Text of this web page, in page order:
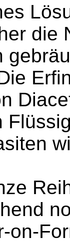
die
on-